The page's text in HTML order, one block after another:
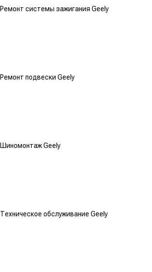
Ремонт системы зажигания Geely
Ремонт подвески Geely
Шиномонтаж Geely
Техническое обслуживание Geely